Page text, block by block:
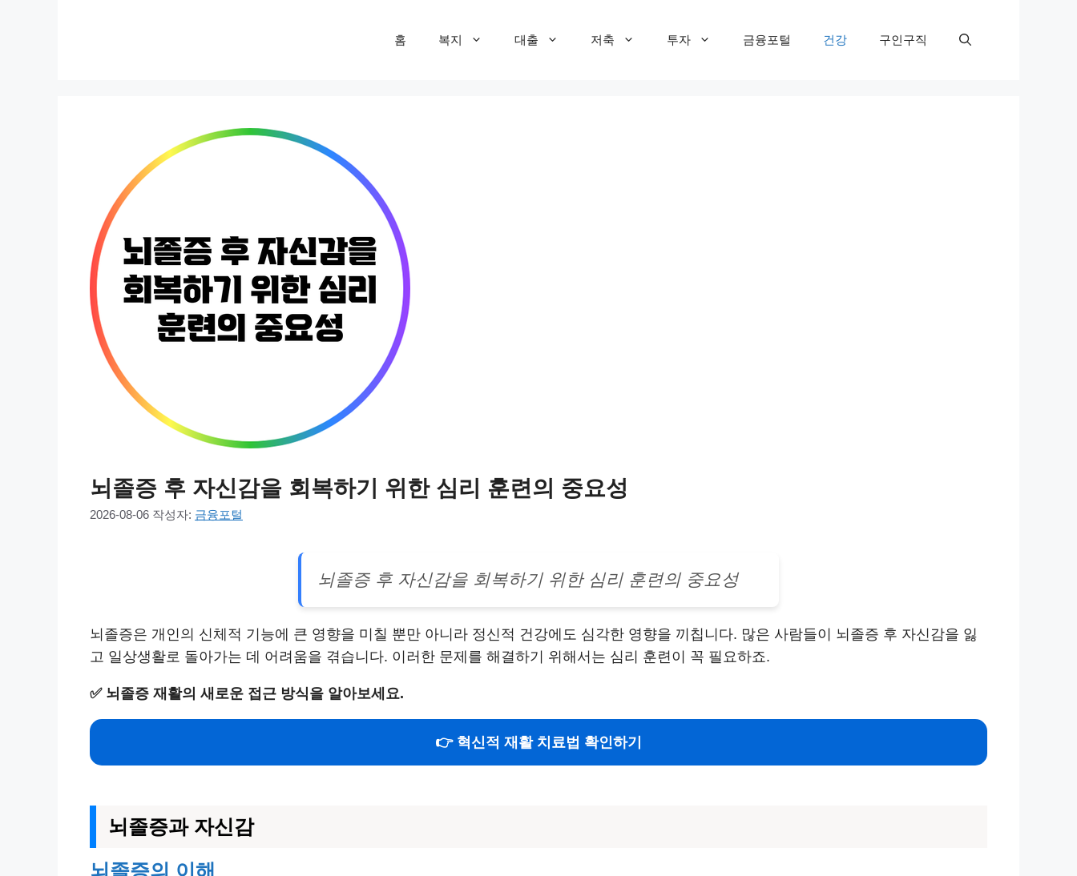
홈 복지 대출 저축 투자 금융포털 건강 구인구직
뇌졸증 후 자신감을 회복하기 위한 심리 훈련의 중요성
2026-08-06 작성자: 금융포털
뇌졸증 후 자신감을 회복하기 위한 심리 훈련의 중요성
뇌졸증은 개인의 신체적 기능에 큰 영향을 미칠 뿐만 아니라 정신적 건강에도 심각한 영향을 끼칩니다. 많은 사람들이 뇌졸증 후 자신감을 잃
고 일상생활로 돌아가는 데 어려움을 겪습니다. 이러한 문제를 해결하기 위해서는 심리 훈련이 꼭 필요하죠.
✅ 뇌졸증 재활의 새로운 접근 방식을 알아보세요.
👉 혁신적 재활 치료법 확인하기
뇌졸증과 자신감
뇌졸증의 이해